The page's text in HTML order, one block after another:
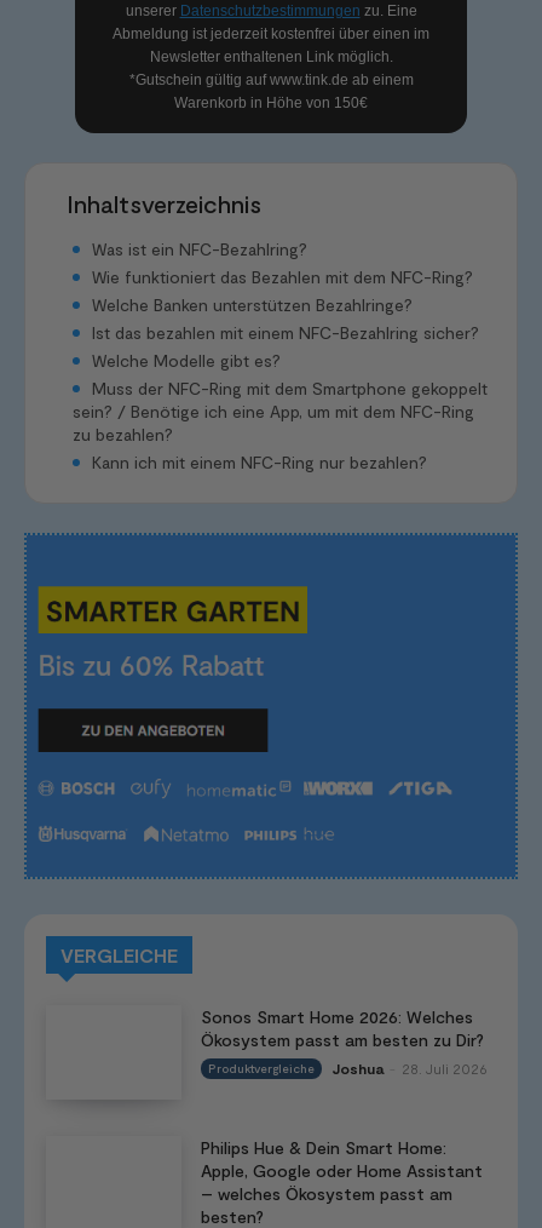
unserer Datenschutzbestimmungen zu. Eine
Abmeldung ist jederzeit kostenfrei über einen im
Newsletter enthaltenen Link möglich.
*Gutschein gültig aufwww.tink.de ab einem
Warenkorb in Höhe von 150€
Inhaltsverzeichnis
Was ist ein NFC-Bezahlring?
Wie funktioniert das Bezahlen mit dem NFC-Ring?
Welche Banken unterstützen Bezahlringe?
Ist das bezahlen mit einem NFC-Bezahlring sicher?
Welche Modelle gibt es?
Muss der NFC-Ring mit dem Smartphone gekoppelt
sein? / Benötige ich eine App, um mit dem NFC-Ring
zu bezahlen?
Kann ich mit einem NFC-Ring nur bezahlen?
VERGLEICHE
Sonos Smart Home 2026: Welches
Ökosystem passt am besten zu Dir?
Produktvergleiche Joshua 28. Juli 2026
Philips Hue & Dein Smart Home:
Apple, Google oder Home Assistant
– welches Ökosystem passt am
besten?